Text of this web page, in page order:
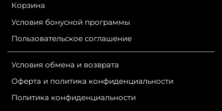
Корзина
Условия бонусной программы
Пользовательское соглашение
Условия обмена и возврата
Оферта и политика конфиденциальности
Политика конфиденциальности